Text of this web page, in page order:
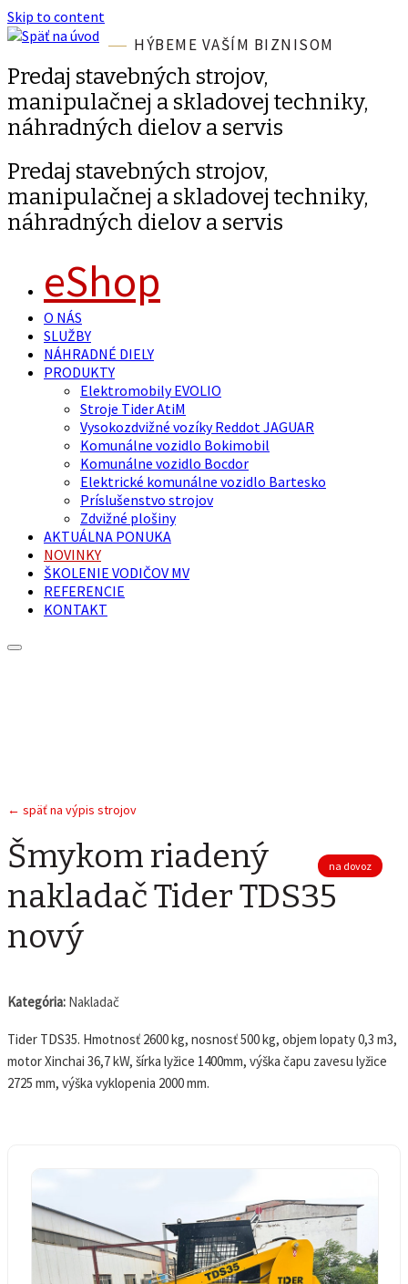
Skip to content
HÝBEME VAŠÍM BIZNISOM
Predaj stavebných strojov,
manipulačnej a skladovej techniky,
náhradných dielov a servis
Predaj stavebných strojov,
manipulačnej a skladovej techniky,
náhradných dielov a servis
eShop
O NÁS
SLUŽBY
NÁHRADNÉ DIELY
PRODUKTY
Elektromobily EVOLIO
Stroje Tider AtiM
Vysokozdvižné vozíky Reddot JAGUAR
Komunálne vozidlo Bokimobil
Komunálne vozidlo Bocdor
Elektrické komunálne vozidlo Bartesko
Príslušenstvo strojov
Zdvižné plošiny
AKTUÁLNA PONUKA
NOVINKY
ŠKOLENIE VODIČOV MV
REFERENCIE
KONTAKT
← späť na výpis strojov
Šmykom riadený
nakladač Tider TDS35
nový
na dovoz
Kategória: Nakladač
Tider TDS35. Hmotnosť 2600 kg, nosnosť 500 kg, objem lopaty 0,3 m3,
motor Xinchai 36,7 kW, šírka lyžice 1400mm, výška čapu zavesu lyžice
2725 mm, výška vyklopenia 2000 mm.